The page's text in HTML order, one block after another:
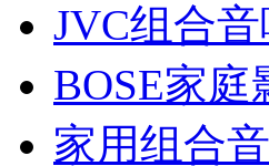
JVC组合
BOSE家庭
家用组合